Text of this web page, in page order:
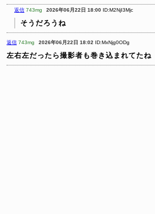
返信 743mg 2026年06月22日 18:00 ID:M2NjI3Mjc
そうだろうね
返信 743mg 2026年06月22日 18:02 ID:MxNjg0ODg
左右左だったら撮影者も巻き込まれてたね